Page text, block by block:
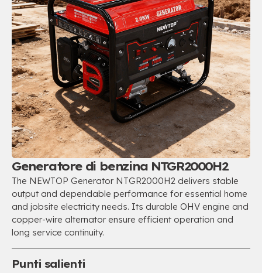
Generatore di benzina NTGR2000H2
The NEWTOP Generator NTGR2000H2 delivers stable
output and dependable performance for essential home
and jobsite electricity needs. Its durable OHV engine and
copper-wire alternator ensure efficient operation and
long service continuity.
Punti salienti